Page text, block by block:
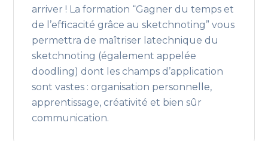
arriver ! La formation “Gagner du temps et
de l’efficacité grâce au sketchnoting” vous
permettra de maîtriser latechnique du
sketchnoting (également appelée
doodling) dont les champs d’application
sont vastes : organisation personnelle,
apprentissage, créativité et bien sûr
communication.